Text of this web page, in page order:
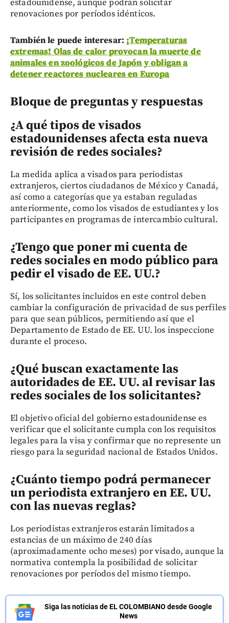
estadounidense, aunque podrán solicitar
renovaciones por períodos idénticos.
También le puede interesar: ¡Temperaturas
extremas! Olas de calor provocan la muerte de
animales en zoológicos de Japón y obligan a
detener reactores nucleares en Europa
Bloque de preguntas y respuestas
¿A qué tipos de visados
estadounidenses afecta esta nueva
revisión de redes sociales?
La medida aplica a visados para periodistas
extranjeros, ciertos ciudadanos de México y Canadá,
así como a categorías que ya estaban reguladas
anteriormente, como los visados de estudiantes y los
participantes en programas de intercambio cultural.
¿Tengo que poner mi cuenta de
redes sociales en modo público para
pedir el visado de EE. UU.?
Sí, los solicitantes incluidos en este control deben
cambiar la configuración de privacidad de sus perfiles
para que sean públicos, permitiendo así que el
Departamento de Estado de EE. UU. los inspeccione
durante el proceso.
¿Qué buscan exactamente las
autoridades de EE. UU. al revisar las
redes sociales de los solicitantes?
El objetivo oficial del gobierno estadounidense es
verificar que el solicitante cumpla con los requisitos
legales para la visa y confirmar que no represente un
riesgo para la seguridad nacional de Estados Unidos.
¿Cuánto tiempo podrá permanecer
un periodista extranjero en EE. UU.
con las nuevas reglas?
Los periodistas extranjeros estarán limitados a
estancias de un máximo de 240 días
(aproximadamente ocho meses) por visado, aunque la
normativa contempla la posibilidad de solicitar
renovaciones por períodos del mismo tiempo.
Siga las noticias de EL COLOMBIANO desde Google
News